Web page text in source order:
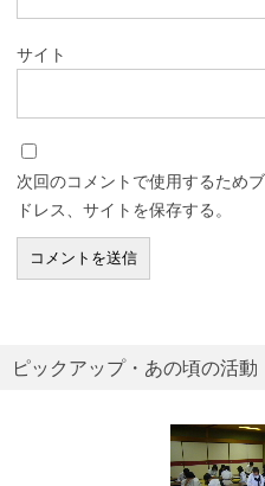
サイト
次回のコメントで使用するため
ドレス、サイトを保存する。
ピックアップ・あの頃の活動